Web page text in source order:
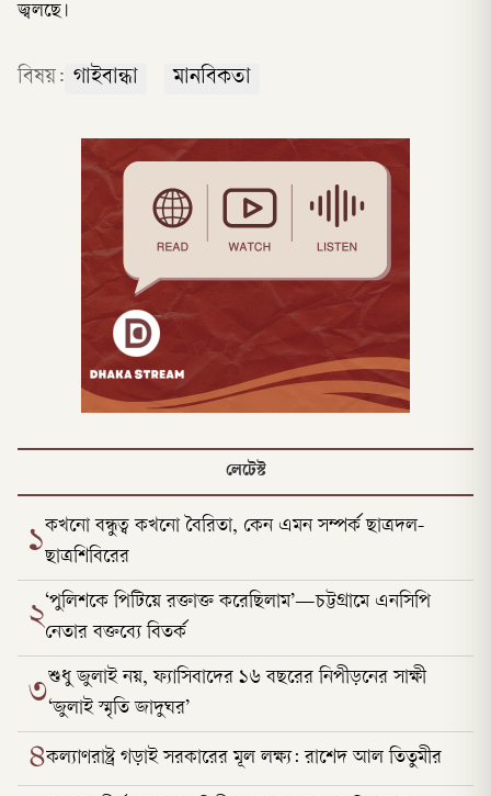
জ্বলছে।
বিষয়: গাইবান্ধা মানবিকতা
লেটেস্ট
১কখনো বন্ধুত্ব কখনো বৈরিতা, কেন এমন সম্পর্ক ছাত্রদল-
ছাত্রশিবিরের
২‘পুলিশকে পিটিয়ে রক্তাক্ত করেছিলাম’—চট্টগ্রামে এনসিপি
নেতার বক্তব্যে বিতর্ক
৩শুধু জুলাই নয়, ফ্যাসিবাদের ১৬ বছরের নিপীড়নের সাক্ষী
‘জুলাই স্মৃতি জাদুঘর’
৪কল্যাণরাষ্ট্র গড়াই সরকারের মূল লক্ষ্য: রাশেদ আল তিতুমীর